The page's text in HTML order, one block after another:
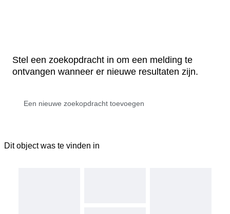
Stel een zoekopdracht in om een melding te
ontvangen wanneer er nieuwe resultaten zijn.
Dit object was te vinden in